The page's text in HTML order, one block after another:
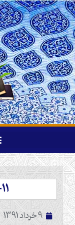
11-تولد آقا بزرگ تهرانی
9 خرداد 1391